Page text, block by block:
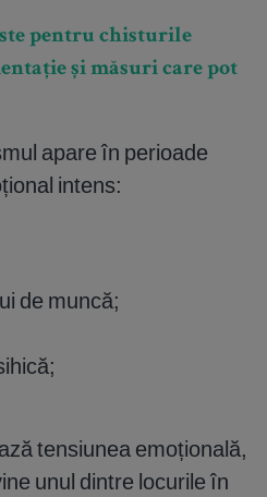
pentru chisturile
și măsuri care pot
apare în perioade
intens:
de muncă;
tensiunea emoțională,
unul dintre locurile în